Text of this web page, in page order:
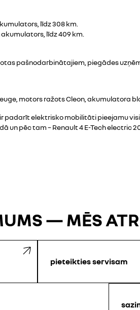
līdz 308 km.
līdz 409 km.
pašnodarbinātajiem, piegādes
motors ražots Cleon, akumulatora
elektrisko mobilitāti pieejamu
un pēc tam – Renault 4 E-Tech electric
— MĒS
pieteikties servisam